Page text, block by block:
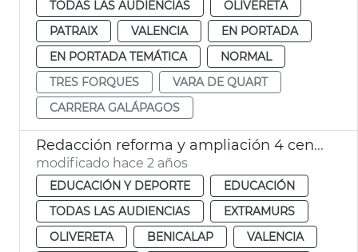
TODAS LAS AUDIENCIAS
OLIVERETA
PATRAIX
VALENCIA
EN PORTADA
EN PORTADA TEMÁTICA
NORMAL
TRES FORQUES
VARA DE QUART
CARRERA GALÁPAGOS
Redacción reforma y ampliación 4 centros escolares
modificado hace 2 años
EDUCACIÓN Y DEPORTE
EDUCACIÓN
TODAS LAS AUDIENCIAS
EXTRAMURS
OLIVERETA
BENICALAP
VALENCIA